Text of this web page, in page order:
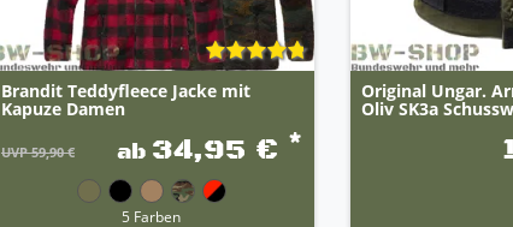
Brandit Teddyfleece Jacke mit
Kapuze Damen
UVP 59,90 € ab 34,95 € *
5 Farben
Original Ungar.
Oliv SK3a